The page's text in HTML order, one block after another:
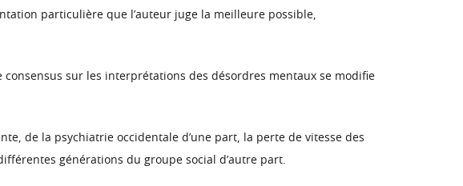
particulière que l’auteur juge la meilleure possible,
consensus sur les interprétations des désordres mentaux se modifie
de la psychiatrie occidentale d’une part, la perte de vitesse des
générations du groupe social d’autre part.